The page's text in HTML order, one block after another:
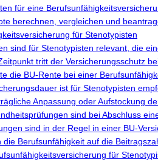
für eine
berechnen, vergleichen und
für Stenotypisten
sind für Stenotypisten relevant, die
tritt der Versicherungsschutz
die BU-Rente bei einer
ist für Stenotypisten
Anpassung oder Aufstockung
sind bei Abschluss
sind in der Regel in einer BU-
die Berufsunfähigkeit auf die
für